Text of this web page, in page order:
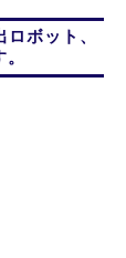
ボット、